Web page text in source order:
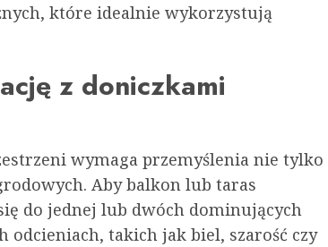
które idealnie wykorzystują
z doniczkami
wymaga przemyślenia nie tylko
Aby balkon lub taras
do jednej lub dwóch dominujących
takich jak biel, szarość czy